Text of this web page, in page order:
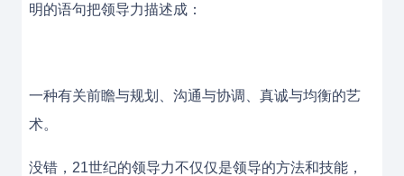
明的语句把领导力描述成：
一种有关前瞻与规划、沟通与协调、真诚与均衡的艺
术。
没错，21世纪的领导力不仅仅是领导的方法和技能，